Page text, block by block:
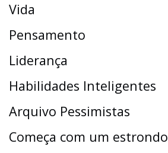
Vida
Pensamento
Liderança
Habilidades Inteligentes
Arquivo Pessimistas
Começa com um estrondo